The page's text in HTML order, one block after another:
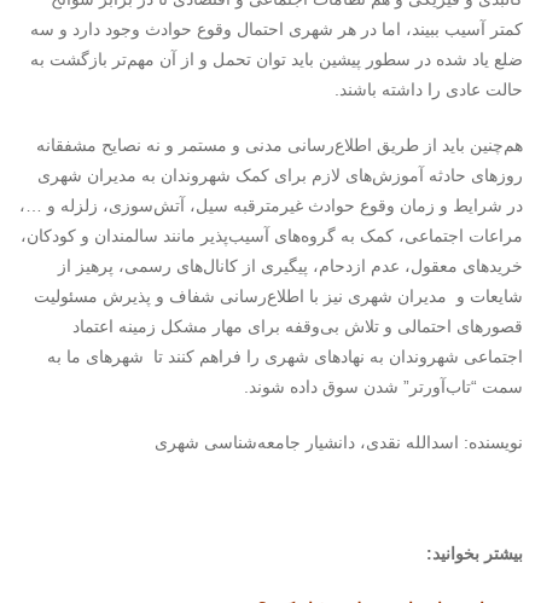
کمتر آسیب ببیند، اما در هر شهری احتمال وقوع حوادث وجود دارد و سه
ضلع یاد شده در سطور پیشین باید توان تحمل و از آن مهم‌تر بازگشت به
حالت عادی را داشته باشند.
هم‌چنین باید از طریق اطلاع‌رسانی مدنی و مستمر و نه نصایح مشفقانه
روزهای حادثه آموزش‌های لازم برای کمک شهروندان به مدیران شهری
در شرایط و زمان وقوع حوادث غیرمترقبه سیل، آتش‌سوزی، زلزله و …،
مراعات اجتماعی، کمک به گروه‌های آسیب‌پذیر مانند سالمندان و کودکان،
خریدهای معقول، عدم ازدحام، پیگیری از کانال‌های رسمی، پرهیز از
شایعات و مدیران شهری نیز با اطلاع‌رسانی شفاف و پذیرش مسئولیت
قصورهای احتمالی و تلاش بی‌وقفه برای مهار مشکل زمینه اعتماد
اجتماعی شهروندان به نهادهای شهری را فراهم کنند تا شهرهای ما به
سمت “تاب‌آورتر” شدن سوق داده شوند.
نویسنده: اسدالله نقدی، دانشیار جامعه‌شناسی شهری
بیشتر بخوانید: